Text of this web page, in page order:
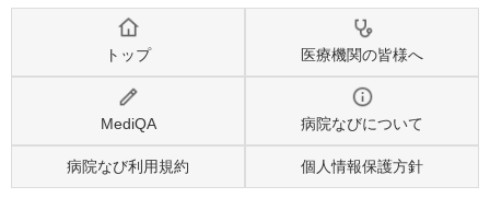
トップ 医療機関の皆様へ
MediQA 病院なびについて
病院なび利用規約 個人情報保護方針